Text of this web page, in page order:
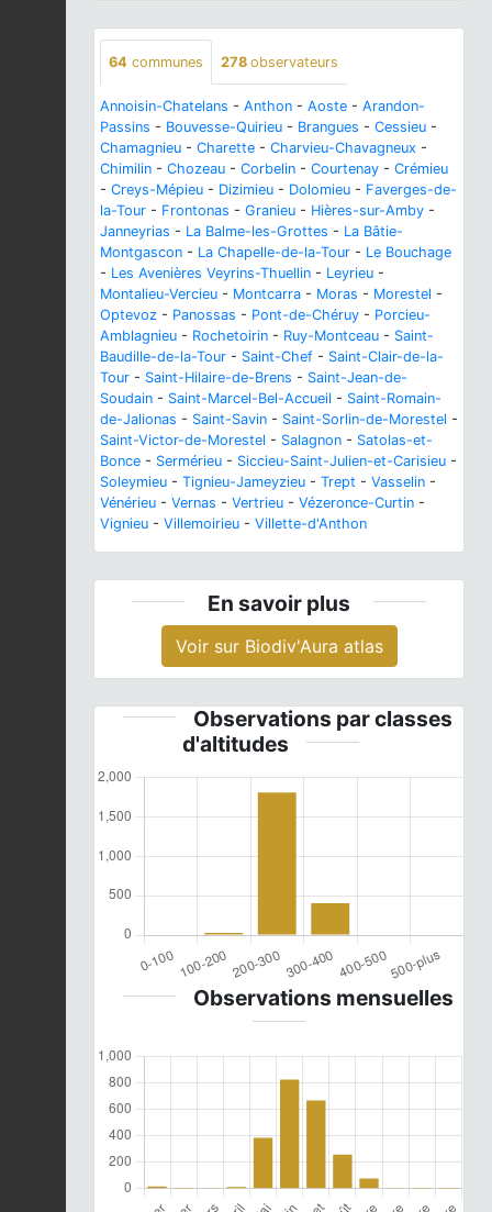
64 communes 278 observateurs
Annoisin-Chatelans - Anthon - Aoste - Arandon-
Passins - Bouvesse-Quirieu - Brangues - Cessieu -
Chamagnieu - Charette - Charvieu-Chavagneux -
Chimilin - Chozeau - Corbelin - Courtenay - Crémieu
- Creys-Mépieu - Dizimieu - Dolomieu - Faverges-de-
la-Tour - Frontonas - Granieu - Hières-sur-Amby -
Janneyrias - La Balme-les-Grottes - La Bâtie-
Montgascon - La Chapelle-de-la-Tour - Le Bouchage
- Les Avenières Veyrins-Thuellin - Leyrieu -
Montalieu-Vercieu - Montcarra - Moras - Morestel -
Optevoz - Panossas - Pont-de-Chéruy - Porcieu-
Amblagnieu - Rochetoirin - Ruy-Montceau - Saint-
Baudille-de-la-Tour - Saint-Chef - Saint-Clair-de-la-
Tour - Saint-Hilaire-de-Brens - Saint-Jean-de-
Soudain - Saint-Marcel-Bel-Accueil - Saint-Romain-
de-Jalionas - Saint-Savin - Saint-Sorlin-de-Morestel -
Saint-Victor-de-Morestel - Salagnon - Satolas-et-
Bonce - Sermérieu - Siccieu-Saint-Julien-et-Carisieu -
Soleymieu - Tignieu-Jameyzieu - Trept - Vasselin -
Vénérieu - Vernas - Vertrieu - Vézeronce-Curtin -
Vignieu - Villemoirieu - Villette-d'Anthon
En savoir plus
Voir sur Biodiv'Aura atlas
Observations par classes
d'altitudes
Observations mensuelles